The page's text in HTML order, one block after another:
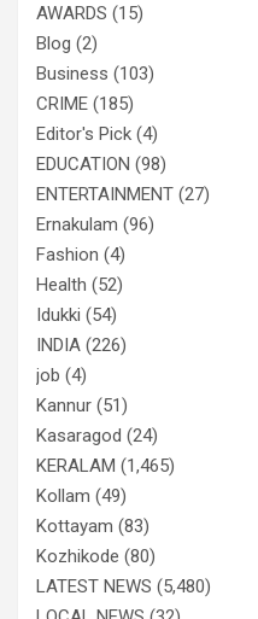
AWARDS (15)
Blog (2)
Business (103)
CRIME (185)
Editor's Pick (4)
EDUCATION (98)
ENTERTAINMENT (27)
Ernakulam (96)
Fashion (4)
Health (52)
Idukki (54)
INDIA (226)
job (4)
Kannur (51)
Kasaragod (24)
KERALAM (1,465)
Kollam (49)
Kottayam (83)
Kozhikode (80)
LATEST NEWS (5,480)